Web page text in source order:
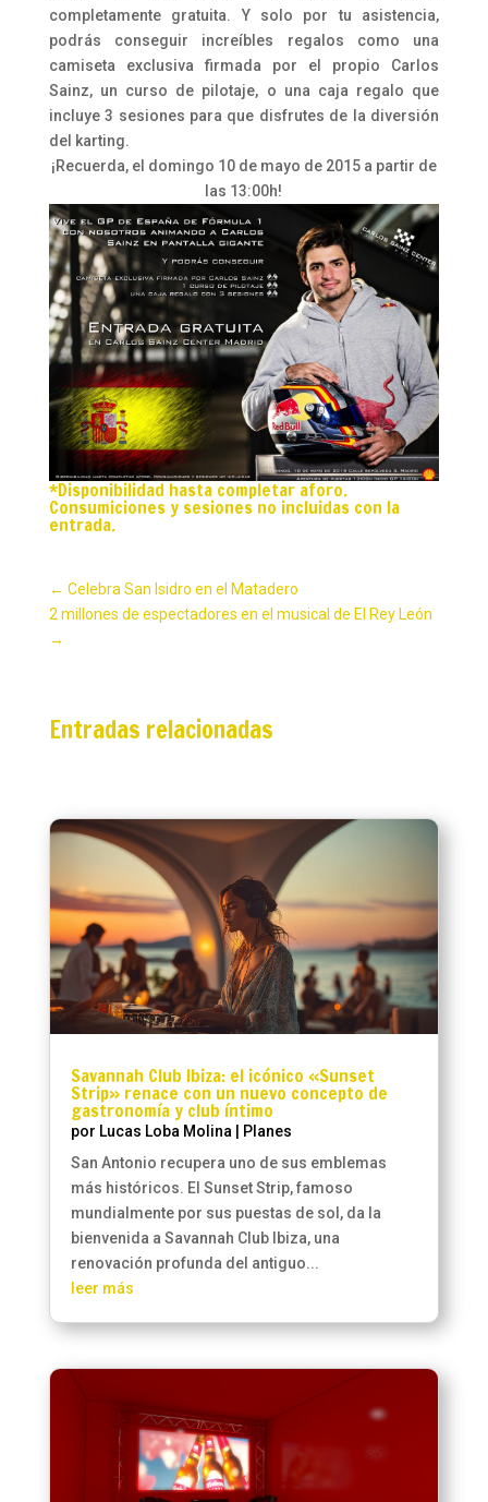
completamente gratuita. Y solo por tu asistencia,
podrás conseguir increíbles regalos como una
camiseta exclusiva firmada por el propio Carlos
Sainz, un curso de pilotaje, o una caja regalo que
incluye 3 sesiones para que disfrutes de la diversión
del karting.
¡Recuerda, el domingo 10 de mayo de 2015 a partir de
las 13:00h!
*Disponibilidad hasta completar aforo.
Consumiciones y sesiones no incluidas con la
entrada.
← Celebra San Isidro en el Matadero
2 millones de espectadores en el musical de El Rey León
→
Entradas relacionadas
Savannah Club Ibiza: el icónico «Sunset
Strip» renace con un nuevo concepto de
gastronomía y club íntimo
por Lucas Loba Molina
Planes
San Antonio recupera uno de sus emblemas
más históricos. El Sunset Strip, famoso
mundialmente por sus puestas de sol, da la
bienvenida a Savannah Club Ibiza, una
renovación profunda del antiguo...
leer más